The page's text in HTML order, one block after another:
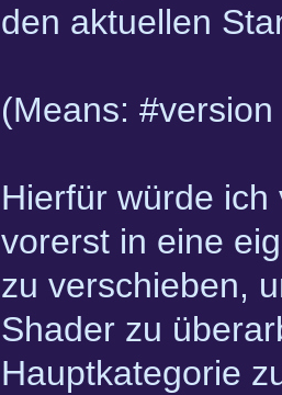
den aktuellen
(Means:
Hierfür würde
vorerst in eine
zu verschieben,
Shader zu
Hauptkategorie